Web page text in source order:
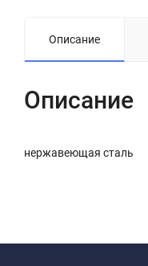
Описание
Описание
нержавеющая сталь